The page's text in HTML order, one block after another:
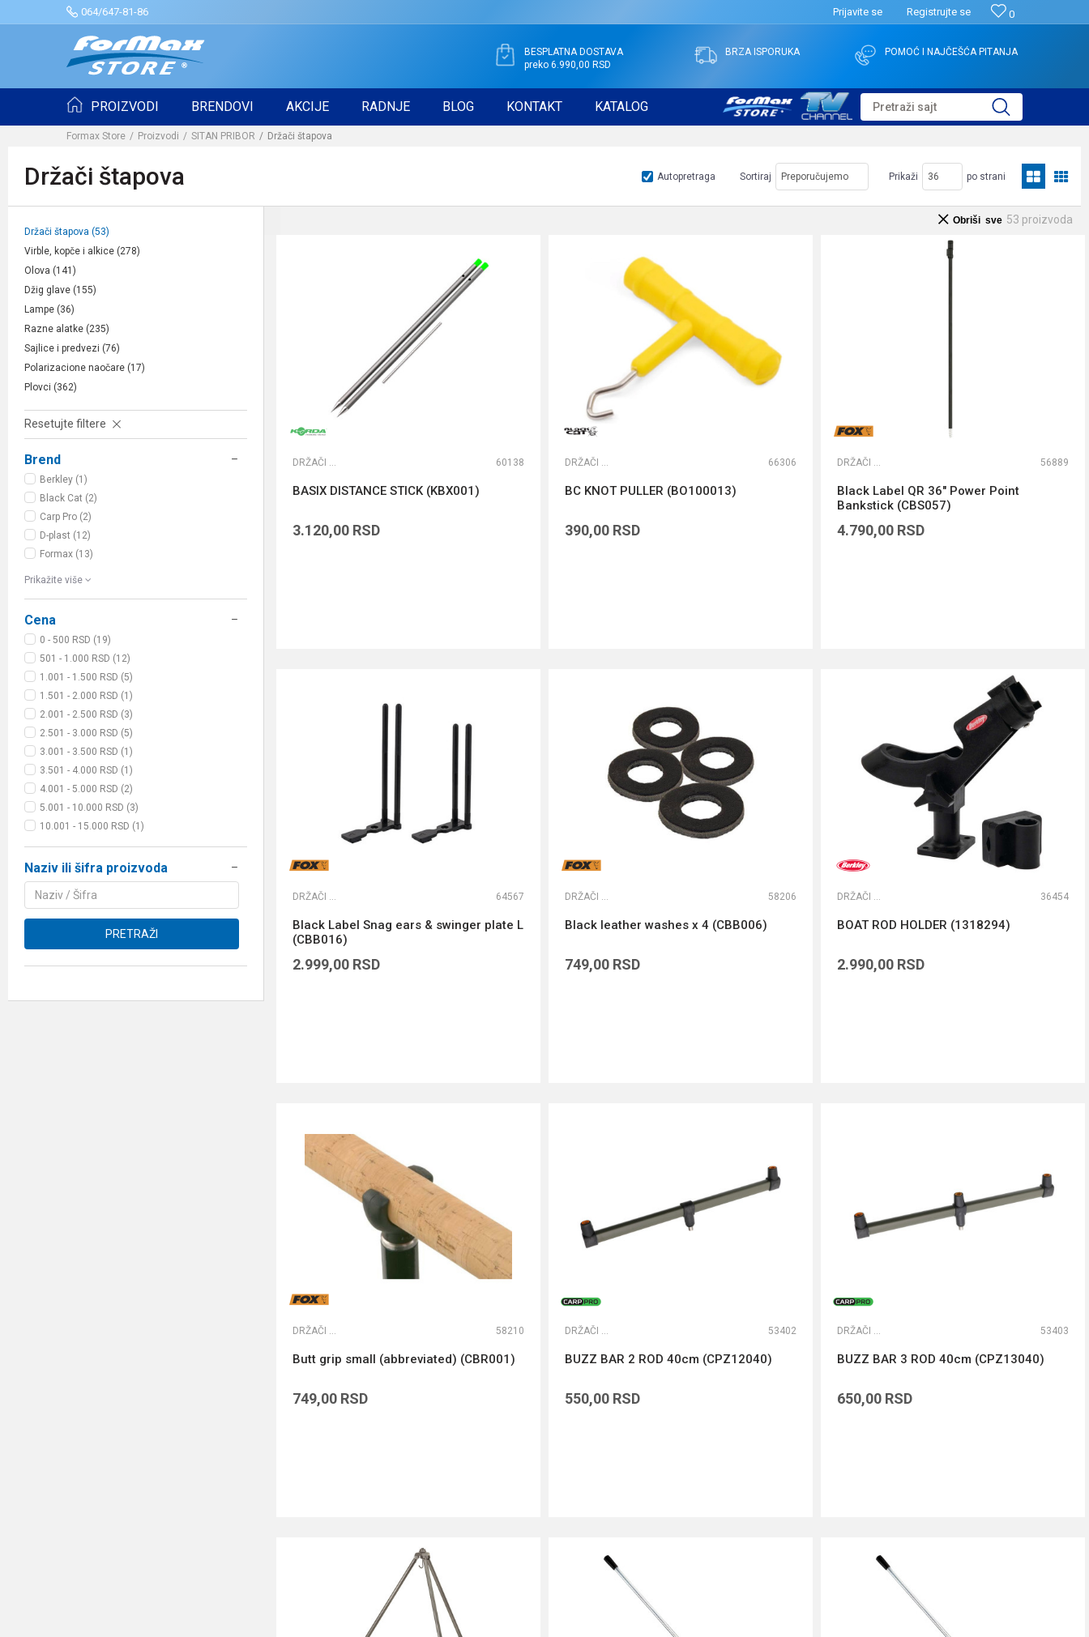
064/647-81-86 0
Prijavite se Registrujte se
BESPLATNA DOSTAVA
preko 6.990,00 RSD
BRZA ISPORUKA POMOĆ I NAJČEŠĆA PITANJA
PROIZVODI BRENDOVI AKCIJE RADNJE BLOG KONTAKT KATALOG Pretraži sajt
Formax Store Proizvodi SITAN PRIBOR Držači štapova
Držači štapova Autopretraga Sortiraj Prikaži po strani
Držači štapova (53)
Virble, kopče i alkice (278)
Olova (141)
Džig glave (155)
Lampe (36)
Razne alatke (235)
Sajlice i predvezi (76)
Polarizacione naočare (17)
Plovci (362)
Resetujte filtere
Brend
Berkley (1)
Black Cat (2)
Carp Pro (2)
D-plast (12)
Formax (13)
Prikažite više
Cena
0 - 500 RSD (19)
501 - 1.000 RSD (12)
1.001 - 1.500 RSD (5)
1.501 - 2.000 RSD (1)
2.001 - 2.500 RSD (3)
2.501 - 3.000 RSD (5)
3.001 - 3.500 RSD (1)
3.501 - 4.000 RSD (1)
4.001 - 5.000 RSD (2)
5.001 - 10.000 RSD (3)
10.001 - 15.000 RSD (1)
Naziv ili šifra proizvoda
PRETRAŽI
53 proizvoda
Obriši sve
DRŽAČI ŠTAPOVA 60138
BASIX DISTANCE STICK (KBX001)
3.120,00 RSD
DRŽAČI ŠTAPOVA 66306
BC KNOT PULLER (BO100013)
390,00 RSD
DRŽAČI ŠTAPOVA 56889
Black Label QR 36" Power Point
Bankstick (CBS057)
4.790,00 RSD
DRŽAČI ŠTAPOVA 64567
Black Label Snag ears & swinger plate L
(CBB016)
2.999,00 RSD
DRŽAČI ŠTAPOVA 58206
Black leather washes x 4 (CBB006)
749,00 RSD
DRŽAČI ŠTAPOVA 36454
BOAT ROD HOLDER (1318294)
2.990,00 RSD
DRŽAČI ŠTAPOVA 58210
Butt grip small (abbreviated) (CBR001)
749,00 RSD
DRŽAČI ŠTAPOVA 53402
BUZZ BAR 2 ROD 40cm (CPZ12040)
550,00 RSD
DRŽAČI ŠTAPOVA 53403
BUZZ BAR 3 ROD 40cm (CPZ13040)
650,00 RSD